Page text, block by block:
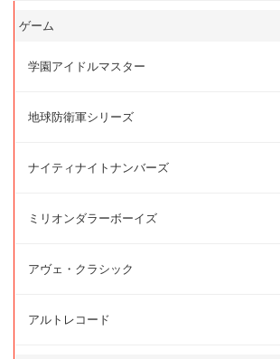
ゲーム
学園アイドルマスター
地球防衛軍シリーズ
ナイティナイトナンバーズ
ミリオンダラーボーイズ
アヴェ・クラシック
アルトレコード